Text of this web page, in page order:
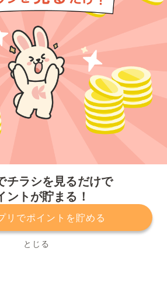
チラシを見るだけで
ントが貯まる！
リでポイントを貯める
とじる
リシー 利用規約
運営会社
お問い合わせ